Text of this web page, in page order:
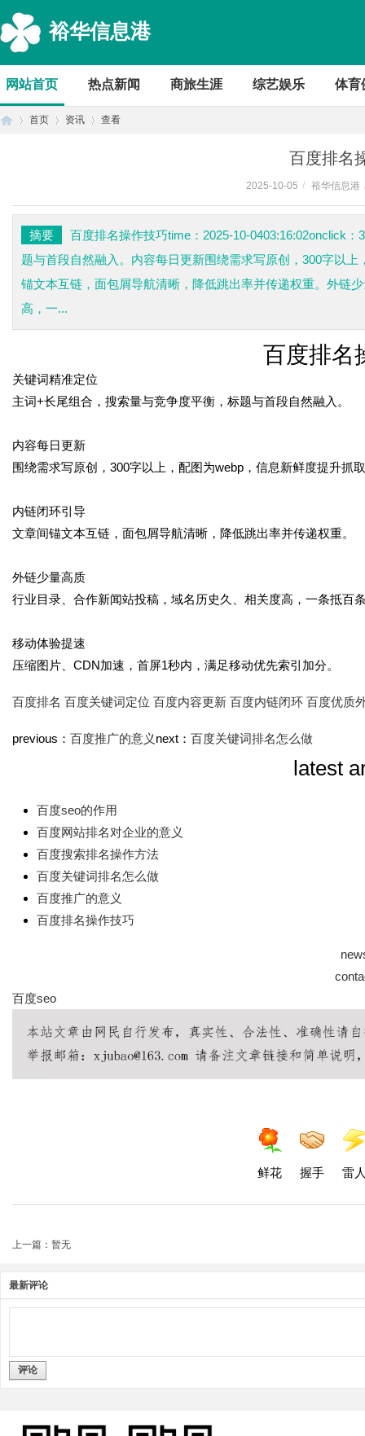
裕华信息港
网站首页 热点新闻 商旅生涯 综艺娱乐 体育
首页 资讯 查看
百度排名
2025-10-05 / 裕华信息港
摘要
百度排名操作技巧time：2025-10-0403:16:02onclick
题与首段自然融入。内容每日更新围绕需求写原创，300字以
锚文本互链，面包屑导航清晰，降低跳出率并传递权重。外链
高，一...
百度排名
关键词精准定位
主词+长尾组合，搜索量与竞争度平衡，标题与首段自然融入。
内容每日更新
围绕需求写原创，300字以上，配图为webp，信息新鲜度提升抓
内链闭环引导
文章间锚文本互链，面包屑导航清晰，降低跳出率并传递权重。
外链少量高质
行业目录、合作新闻站投稿，域名历史久、相关度高，一条抵百
移动体验提速
压缩图片、CDN加速，首屏1秒内，满足移动优先索引加分。
百度排名 百度关键词定位 百度内容更新 百度内链闭环 百度优质
previous： 百度推广的意义 next： 百度关键词排名怎么做
latest
百度seo的作用
百度网站排名对企业的意义
百度搜索排名操作方法
百度关键词排名怎么做
百度推广的意义
百度排名操作技巧
百度seo
鲜花 握手 雷
上一篇：暂无
最新评论
评论